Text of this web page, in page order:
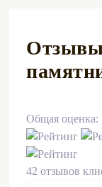
Отзывы
Общая оценка:
42 отзывов